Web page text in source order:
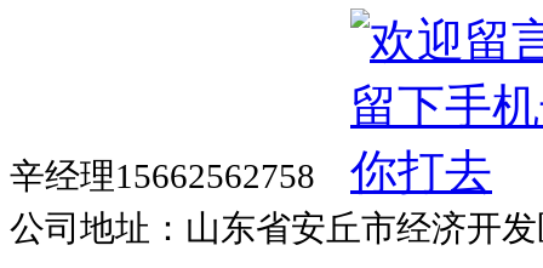
辛经理15662562758
公司地址：山东省安丘市经济开